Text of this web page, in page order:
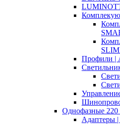
Профили |
Однофазные 220
Адаптеры